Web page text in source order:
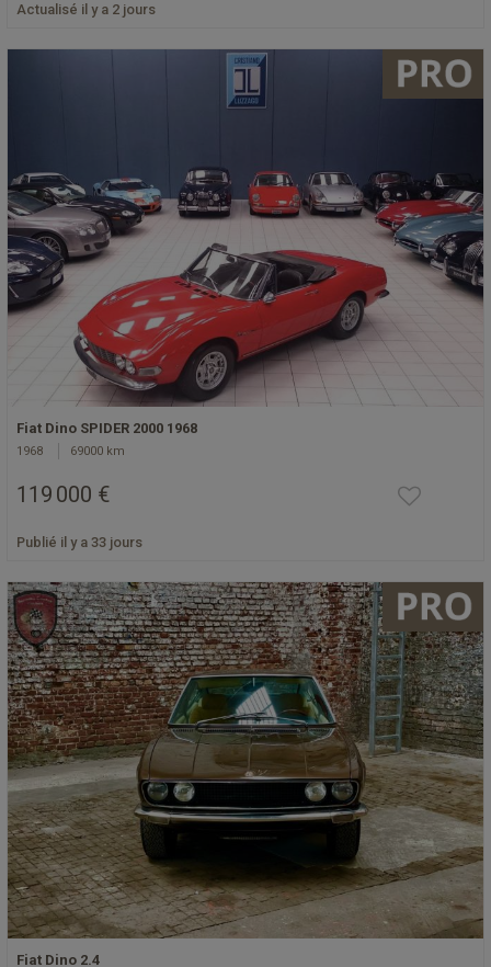
Actualisé il y a 2 jours
Fiat Dino SPIDER 2000 1968
1968 69000 km
119 000 €
Publié il y a 33 jours
Fiat Dino 2.4